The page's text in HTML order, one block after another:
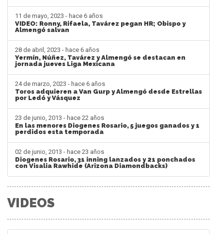
11 de mayo, 2023 - hace 6 años
VIDEO: Ronny, Rifaela, Tavárez pegan HR; Obispo y
Almengó salvan
28 de abril, 2023 - hace 6 años
Yermín, Núñez, Tavárez y Almengó se destacan en
jornada jueves Liga Mexicana
24 de marzo, 2023 - hace 6 años
Toros adquieren a Van Gurp y Almengó desde Estrellas
por Ledó y Vásquez
23 de junio, 2013 - hace 22 años
En las menores Diogenes Rosario, 5 juegos ganados y 1
perdidos esta temporada
02 de junio, 2013 - hace 23 años
Diogenes Rosario, 31 inning lanzados y 21 ponchados
con Visalia Rawhide (Arizona Diamondbacks)
VIDEOS